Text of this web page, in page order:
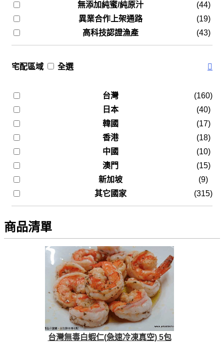
無添加純蜜/純原汁
(44)
異業合作上架通路
(19)
高科技認證漁產
(43)
宅配區域 全選
台灣
(160)
日本
(40)
韓國
(17)
香港
(18)
中國
(10)
澳門
(15)
新加坡
(9)
其它國家
(315)
商品清單
台灣無毒白蝦仁(急速冷凍真空) 5包